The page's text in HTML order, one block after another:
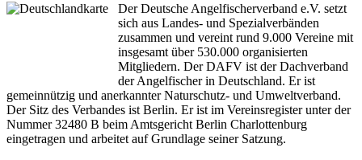
Der Deutsche Angelfischerverband e.V. setzt
sich aus Landes- und Spezialverbänden
zusammen und vereint rund 9.000 Vereine mit
insgesamt über 530.000 organisierten
Mitgliedern. Der DAFV ist der Dachverband
der Angelfischer in Deutschland. Er ist
gemeinnützig und anerkannter Naturschutz- und Umweltverband.
Der Sitz des Verbandes ist Berlin. Er ist im Vereinsregister unter der
Nummer 32480 B beim Amtsgericht Berlin Charlottenburg
eingetragen und arbeitet auf Grundlage seiner Satzung.